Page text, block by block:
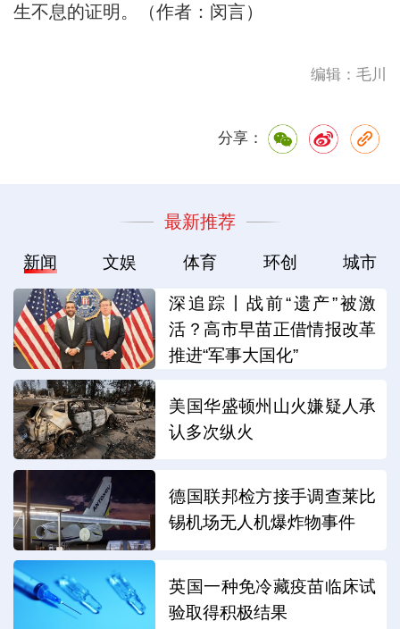
生不息的证明。（作者：闵言）
编辑：毛川
分享：
最新推荐
新闻 文娱 体育 环创 城市
深追踪丨战前“遗产”被激
活？高市早苗正借情报改革
推进“军事大国化”
美国华盛顿州山火嫌疑人承
认多次纵火
德国联邦检方接手调查莱比
锡机场无人机爆炸物事件
英国一种免冷藏疫苗临床试
验取得积极结果